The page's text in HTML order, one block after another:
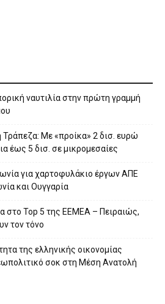
ναυτιλία στην πρώτη γραμμή
Τράπεζα: Με «προίκα» 2 δισ. ευρώ
έως 5 δισ. σε μικρομεσαίες
για χαρτοφυλάκιο έργων ΑΠΕ
και Ουγγαρία
στο Top 5 της EEMEA – Πειραιώς,
τον τόνο
της ελληνικής οικονομίας
σοκ στη Μέση Ανατολή